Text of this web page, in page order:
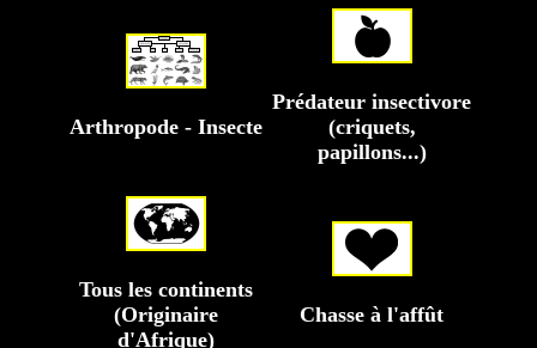
Arthropode - Insecte
Prédateur insectivore
(criquets,
papillons...)
Tous les continents
(Originaire
d'Afrique)
Chasse à l'affût